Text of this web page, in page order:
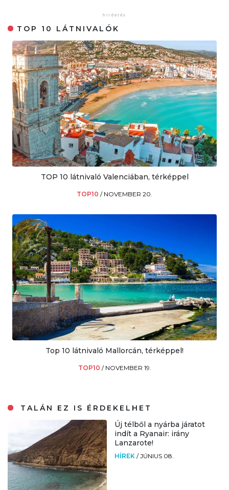
TOP 10 LÁTNIVALÓK
TOP 10 látnivaló Valenciában, térképpel
TOP10 / NOVEMBER 20.
Top 10 látnivaló Mallorcán, térképpel!
TOP10 / NOVEMBER 19.
TALÁN EZ IS ÉRDEKELHET
Új télből a nyárba járatot
indít a Ryanair: irány
Lanzarote!
HÍREK /JÚNIUS 08.